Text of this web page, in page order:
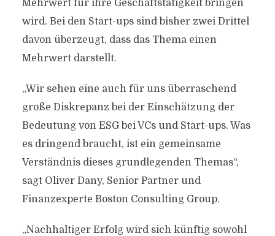
Mehrwert für ihre Geschäftstätigkeit bringen
wird. Bei den Start-ups sind bisher zwei Drittel
davon überzeugt, dass das Thema einen
Mehrwert darstellt.
„Wir sehen eine auch für uns überraschend
große Diskrepanz bei der Einschätzung der
Bedeutung von ESG bei VCs und Start-ups. Was
es dringend braucht, ist ein gemeinsame
Verständnis dieses grundlegenden Themas“,
sagt Oliver Dany, Senior Partner und
Finanzexperte Boston Consulting Group.
„Nachhaltiger Erfolg wird sich künftig sowohl